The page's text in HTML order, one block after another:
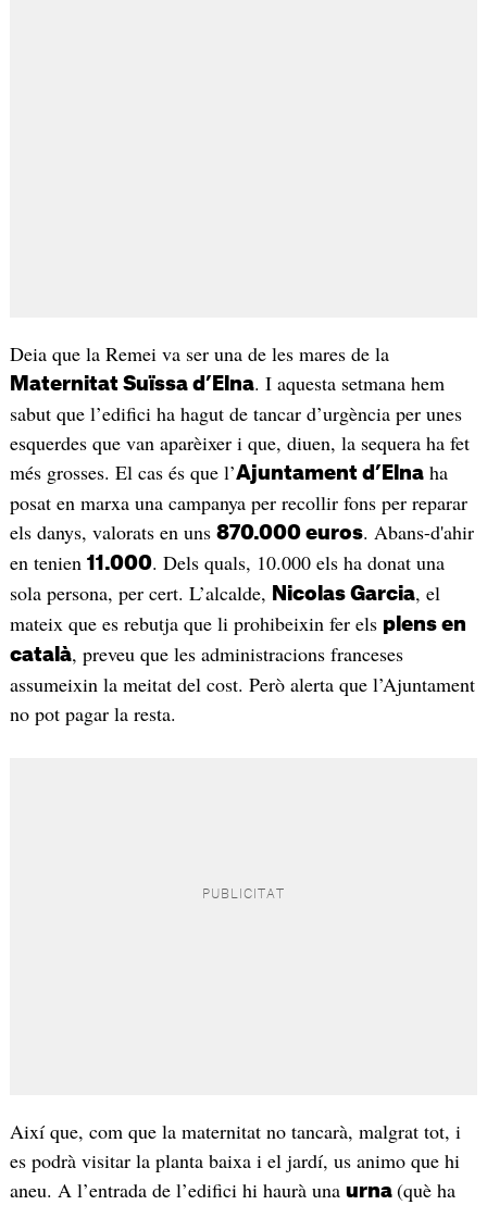
Deia que la Remei va ser una de les mares de la
Maternitat Suïssa d’Elna. I aquesta setmana hem
sabut que l’edifici ha hagut de tancar d’urgència per unes
esquerdes que van aparèixer i que, diuen, la sequera ha fet
més grosses. El cas és que l’Ajuntament d’Elnaha
posat en marxa una campanya per recollir fons per reparar
els danys, valorats en uns 870.000 euros. Abans-d'ahir
en tenien 11.000. Dels quals, 10.000 els ha donat una
sola persona, per cert. L’alcalde, Nicolas Garcia, el
mateix que es rebutja que li prohibeixin fer els plens en
català, preveu que les administracions franceses
assumeixin la meitat del cost. Però alerta que l’Ajuntament
no pot pagar la resta.
Així que, com que la maternitat no tancarà, malgrat tot, i
es podrà visitar la planta baixa i el jardí, us animo que hi
aneu. A l’entrada de l’edifici hi haurà una urna (què ha